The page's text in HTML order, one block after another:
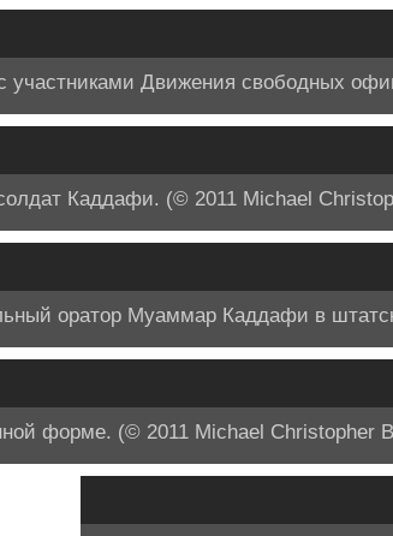
участниками Движения свободных
Каддафи. (© 2011 Michael
оратор Муаммар Каддафи в
форме. (© 2011 Michael Christopher